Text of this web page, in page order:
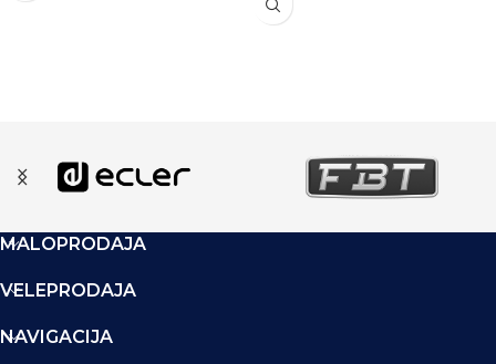
MALOPRODAJA
VELEPRODAJA
NAVIGACIJA